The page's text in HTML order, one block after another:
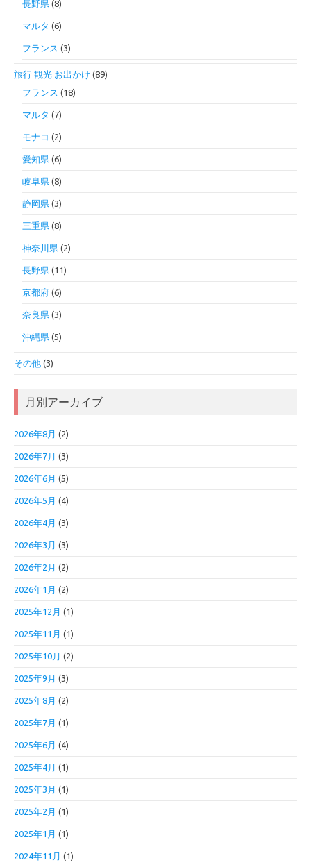
長野県 (8)
マルタ (6)
フランス (3)
旅行 観光 お出かけ (89)
フランス (18)
マルタ (7)
モナコ (2)
愛知県 (6)
岐阜県 (8)
静岡県 (3)
三重県 (8)
神奈川県 (2)
長野県 (11)
京都府 (6)
奈良県 (3)
沖縄県 (5)
その他 (3)
月別アーカイブ
2026年8月 (2)
2026年7月 (3)
2026年6月 (5)
2026年5月 (4)
2026年4月 (3)
2026年3月 (3)
2026年2月 (2)
2026年1月 (2)
2025年12月 (1)
2025年11月 (1)
2025年10月 (2)
2025年9月 (3)
2025年8月 (2)
2025年7月 (1)
2025年6月 (4)
2025年4月 (1)
2025年3月 (1)
2025年2月 (1)
2025年1月 (1)
2024年11月 (1)